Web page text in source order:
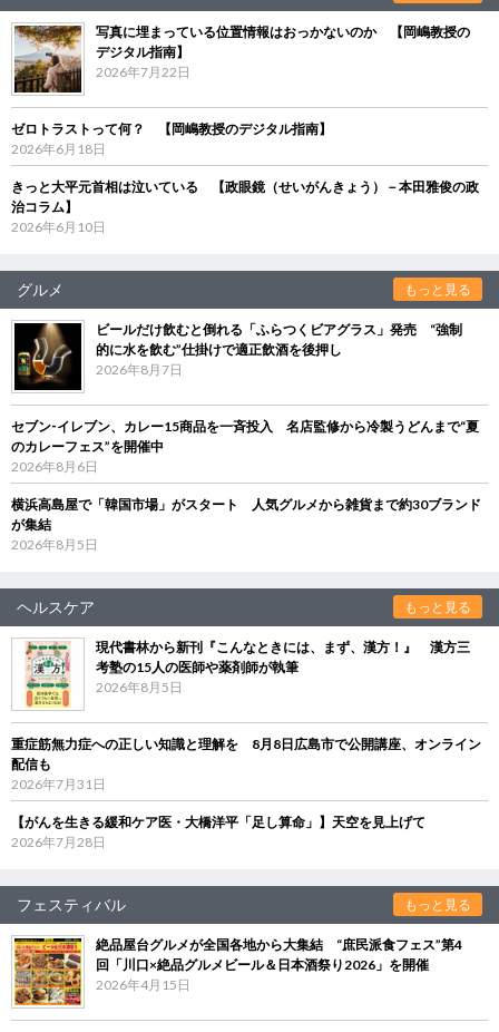
写真に埋まっている位置情報はおっかないのか 【岡嶋教授の
デジタル指南】
2026年7月22日
ゼロトラストって何？ 【岡嶋教授のデジタル指南】
2026年6月18日
きっと大平元首相は泣いている 【政眼鏡（せいがんきょう）－本田雅俊の政
治コラム】
2026年6月10日
グルメ もっと見る
ビールだけ飲むと倒れる「ふらつくビアグラス」発売 “強制
的に水を飲む”仕掛けで適正飲酒を後押し
2026年8月7日
セブン‐イレブン、カレー15商品を一斉投入 名店監修から冷製うどんまで“夏
のカレーフェス”を開催中
2026年8月6日
横浜高島屋で「韓国市場」がスタート 人気グルメから雑貨まで約30ブランド
が集結
2026年8月5日
ヘルスケア もっと見る
現代書林から新刊『こんなときには、まず、漢方！』 漢方三
考塾の15人の医師や薬剤師が執筆
2026年8月5日
重症筋無力症への正しい知識と理解を 8月8日広島市で公開講座、オンライン
配信も
2026年7月31日
【がんを生きる緩和ケア医・大橋洋平「足し算命」】天空を見上げて
2026年7月28日
フェスティバル もっと見る
絶品屋台グルメが全国各地から大集結 “庶民派食フェス”第4
回「川口×絶品グルメビール＆日本酒祭り2026」を開催
2026年4月15日